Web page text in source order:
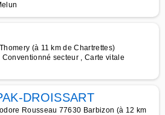
(à 11 km de Chartrettes)
secteur , Carte vitale
DROISSART
Rousseau 77630 Barbizon (à 12 km